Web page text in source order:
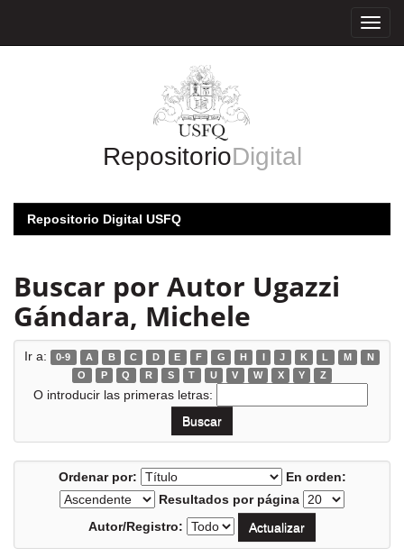
RepositorioDigital
Repositorio Digital USFQ
Buscar por Autor Ugazzi
Gándara, Michele
Ir a: 0-9 A B C D E F G H I J K L M
N
O
P Q R S T U V W X Y Z
O introducir las primeras letras:
Ordenar por:
En orden:
Resultados por página
Autor/Registro: